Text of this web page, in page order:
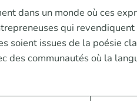
dans un monde où ces
qui
soient issues de la poésie
des communautés où la